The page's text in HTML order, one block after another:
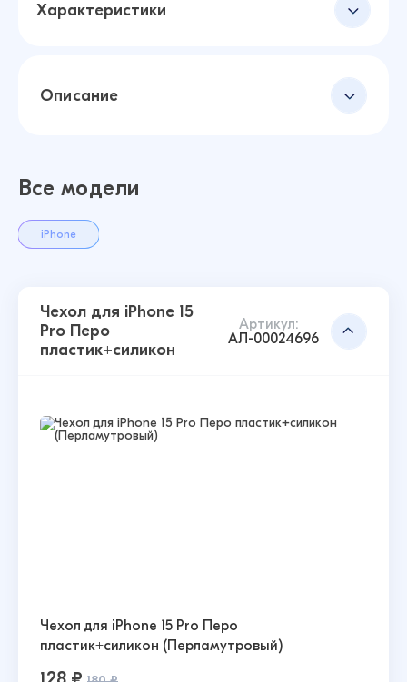
Характеристики
Описание
Все модели
iPhone
Чехол для iPhone 15
Pro Перо
пластик+силикон
Артикул:
АЛ-00024696
Чехол для iPhone 15 Pro Перо
пластик+силикон (Перламутровый)